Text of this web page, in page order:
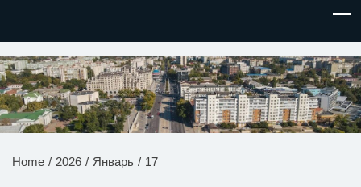
НОВОСТИ ПРИДНЕСТРОВЬЯ
Home 2026 Январь 17